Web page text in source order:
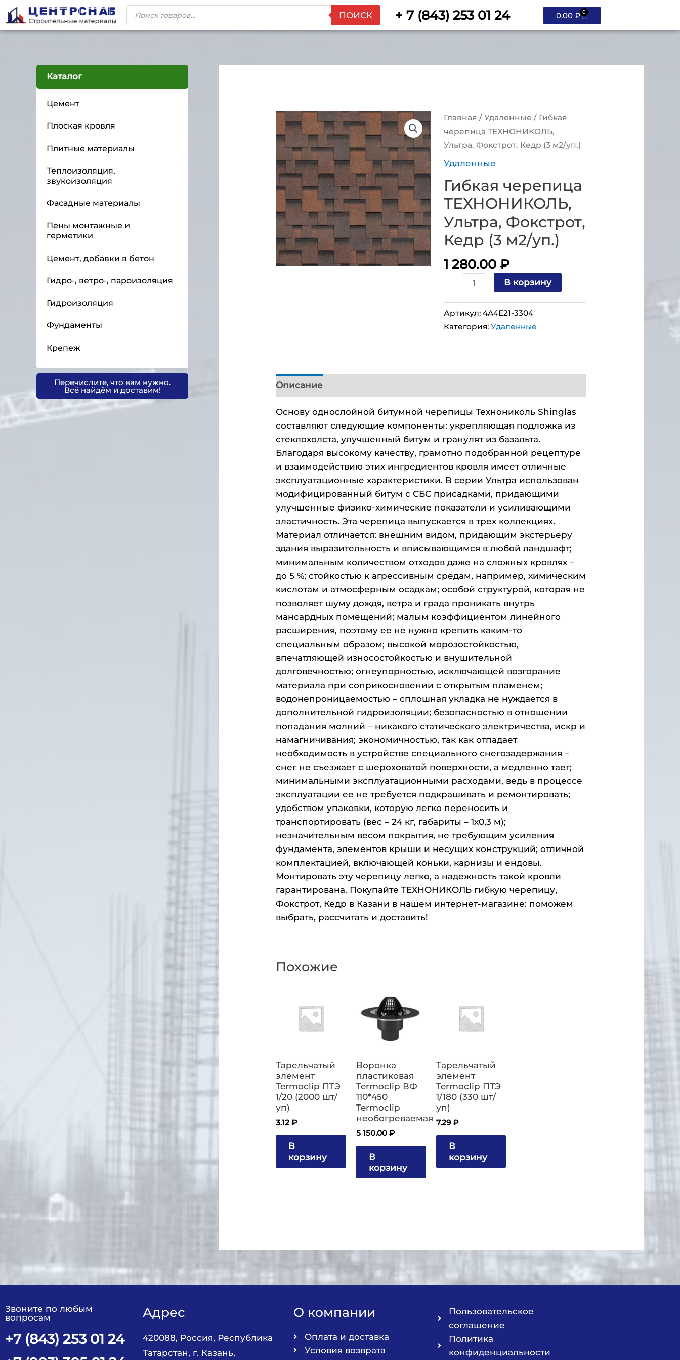
ПОИСК + 7 (843) 253 01 24 0.00 ₽ 0
Каталог
Цемент
Плоская кровля
Плитные материалы
Теплоизоляция,
звукоизоляция
Фасадные материалы
Пены монтажные и
герметики
Цемент, добавки в бетон
Гидро-, ветро-, пароизоляция
Гидроизоляция
Фундаменты
Крепеж
Перечислите, что вам нужно.
Всё найдём и доставим!
Главная / Удаленные / Гибкая
черепица ТЕХНОНИКОЛЬ,
Ультра, Фокстрот, Кедр (3 м2/уп.)
Удаленные
Гибкая черепица
ТЕХНОНИКОЛЬ,
Ультра, Фокстрот,
Кедр (3 м2/уп.)
1 280.00 ₽
В корзину
Артикул: 4A4E21-3304
Категория: Удаленные
Описание
Основу однослойной битумной черепицы Технониколь Shinglas
составляют следующие компоненты: укрепляющая подложка из
стеклохолста, улучшенный битум и гранулят из базальта.
Благодаря высокому качеству, грамотно подобранной рецептуре
и взаимодействию этих ингредиентов кровля имеет отличные
эксплуатационные характеристики. В серии Ультра использован
модифицированный битум с СБС присадками, придающими
улучшенные физико-химические показатели и усиливающими
эластичность. Эта черепица выпускается в трех коллекциях.
Материал отличается: внешним видом, придающим экстерьеру
здания выразительность и вписывающимся в любой ландшафт;
минимальным количеством отходов даже на сложных кровлях –
до 5 %; стойкостью к агрессивным средам, например, химическим
кислотам и атмосферным осадкам; особой структурой, которая не
позволяет шуму дождя, ветра и града проникать внутрь
мансардных помещений; малым коэффициентом линейного
расширения, поэтому ее не нужно крепить каким-то
специальным образом; высокой морозостойкостью,
впечатляющей износостойкостью и внушительной
долговечностью; огнеупорностью, исключающей возгорание
материала при соприкосновении с открытым пламенем;
водонепроницаемостью – сплошная укладка не нуждается в
дополнительной гидроизоляции; безопасностью в отношении
попадания молний – никакого статического электричества, искр и
намагничивания; экономичностью, так как отпадает
необходимость в устройстве специального снегозадержания –
снег не съезжает с шероховатой поверхности, а медленно тает;
минимальными эксплуатационными расходами, ведь в процессе
эксплуатации ее не требуется подкрашивать и ремонтировать;
удобством упаковки, которую легко переносить и
транспортировать (вес – 24 кг, габариты – 1х0,3 м);
незначительным весом покрытия, не требующим усиления
фундамента, элементов крыши и несущих конструкций; отличной
комплектацией, включающей коньки, карнизы и ендовы.
Монтировать эту черепицу легко, а надежность такой кровли
гарантирована. Покупайте ТЕХНОНИКОЛЬ гибкую черепицу,
Фокстрот, Кедр в Казани в нашем интернет-магазине: поможем
выбрать, рассчитать и доставить!
Похожие
Тарельчатый
элемент
Termoclip ПТЭ
1/20 (2000 шт/
уп)
3.12₽
В
корзину
Воронка
пластиковая
Termoclip ВФ
110*450
Termoclip
необогреваемая
5 150.00 ₽
В
корзину
Тарельчатый
элемент
Termoclip ПТЭ
1/180 (330 шт/
уп)
7.29₽
В
корзину
Звоните по любым
вопросам
+7 (843) 253 01 24
Адрес
420088, Россия, Республика
Татарстан, г. Казань,
О компании
Оплата и доставка
Условия возврата
Пользовательское
соглашение
Политика
конфиденциальности